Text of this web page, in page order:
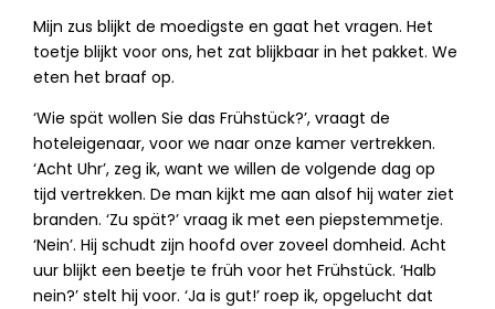
Mijn zus blijkt de moedigste en gaat het vragen. Het
toetje blijkt voor ons, het zat blijkbaar in het pakket. We
eten het braaf op.
‘Wie spät wollen Sie das Frühstück?’, vraagt de
hoteleigenaar, voor we naar onze kamer vertrekken.
‘Acht Uhr’, zeg ik, want we willen de volgende dag op
tijd vertrekken. De man kijkt me aan alsof hij water ziet
branden. ‘Zu spät?’ vraag ik met een piepstemmetje.
‘Nein’. Hij schudt zijn hoofd over zoveel domheid. Acht
uur blijkt een beetje te früh voor het Frühstück. ‘Halb
nein?’ stelt hij voor. ‘Ja is gut!’ roep ik, opgelucht dat